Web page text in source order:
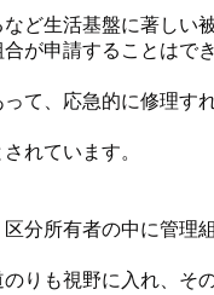
生活基盤に著しい
が申請することはでき
、応急的に修理
れています。
所有者の中に管
も視野に入れ、そ